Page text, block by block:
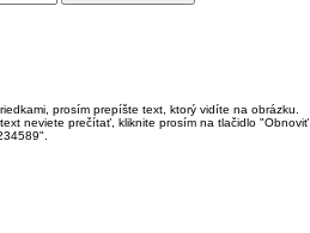
prosím prepíšte text, ktorý vidíte na obrázku.
neviete prečítať, kliknite prosím na tlačidlo "Obnoviť